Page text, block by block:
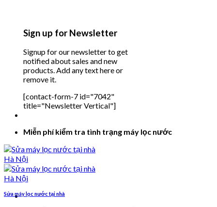
Sign up for Newsletter
Signup for our newsletter to get
notified about sales and new
products. Add any text here or
remove it.
[contact-form-7 id="7042"
title="Newsletter Vertical"]
Miễn phí kiểm tra tình trạng máy lọc nước
Sửa máy lọc nước tại nhà